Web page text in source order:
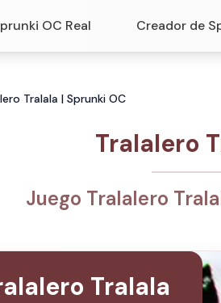
OC Real Creador de
Tralala | Sprunki OC
Tralalero
Juego Tralalero
Tralala